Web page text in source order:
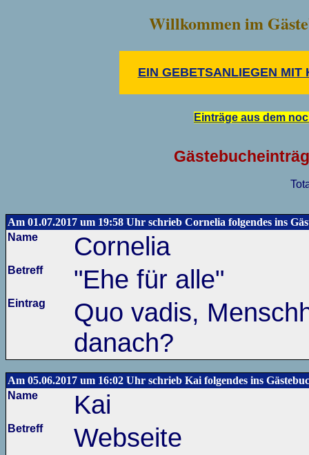
Willkommen im
EIN GEBETSANLIEGEN MIT
Einträge aus dem
Am 01.07.2017 um 19:58 Uhr schrieb Cornelia folgendes ins
Name
Cornelia
Betreff "Ehe für alle"
Eintrag
Quo vadis,
danach?
Am 05.06.2017 um 16:02 Uhr schrieb Kai folgendes ins
Name
Kai
Betreff Webseite